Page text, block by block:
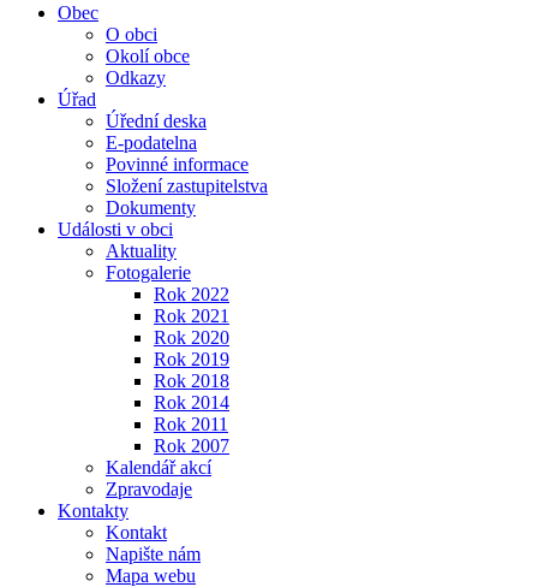
Obec
O obci
Okolí obce
Odkazy
Úřad
Úřední deska
E-podatelna
Povinné informace
Složení zastupitelstva
Dokumenty
Události v obci
Aktuality
Fotogalerie
Rok 2022
Rok 2021
Rok 2020
Rok 2019
Rok 2018
Rok 2014
Rok 2011
Rok 2007
Kalendář akcí
Zpravodaje
Kontakty
Kontakt
Napište nám
Mapa webu